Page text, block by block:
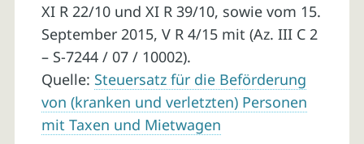
XI R 22/10 und XI R 39/10, sowie vom 15.
September 2015, V R 4/15 mit (Az. III C 2
– S-7244 / 07 / 10002).
Quelle: Steuersatz für die Beförderung
von (kranken und verletzten) Personen
mit Taxen und Mietwagen